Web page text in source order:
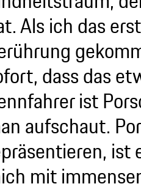
Als ich das
dass das
ist
aufschaut.
ist
mit